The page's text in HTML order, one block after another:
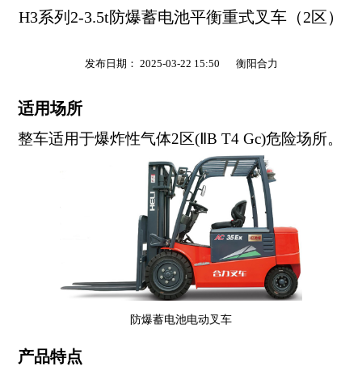
H3系列2-3.5t防爆蓄电池平衡重式叉车（2区）
发布日期： 2025-03-22 15:50 衡阳合力
适用场所
整车适用于爆炸性气体2区(ⅡB T4 Gc)危险场所。
防爆蓄电池电动叉车
产品特点